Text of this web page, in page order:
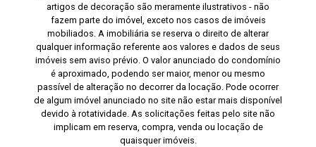
artigos de decoração são meramente ilustrativos - não
fazem parte do imóvel, exceto nos casos de imóveis
mobiliados. A imobiliária se reserva o direito de alterar
qualquer informação referente aos valores e dados de seus
imóveis sem aviso prévio. O valor anunciado do condomínio
é aproximado, podendo ser maior, menor ou mesmo
passível de alteração no decorrer da locação. Pode ocorrer
de algum imóvel anunciado no site não estar mais disponível
devido à rotatividade. As solicitações feitas pelo site não
implicam em reserva, compra, venda ou locação de
quaisquer imóveis.